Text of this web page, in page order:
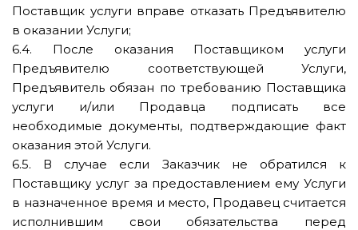
Поставщик услуги вправе отказать Предъявителю
в оказании Услуги;
6.4. После оказания Поставщиком услуги
Предъявителю соответствующей Услуги,
Предъявитель обязан по требованию Поставщика
услуги и/или Продавца подписать все
необходимые документы, подтверждающие факт
оказания этой Услуги.
6.5. В случае если Заказчик не обратился к
Поставщику услуг за предоставлением ему Услуги
в назначенное время и место, Продавец считается
исполнившим свои обязательства перед